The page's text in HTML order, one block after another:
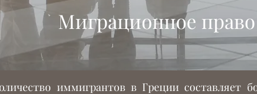
иммигрантов в Греции составляет
Миграционное право